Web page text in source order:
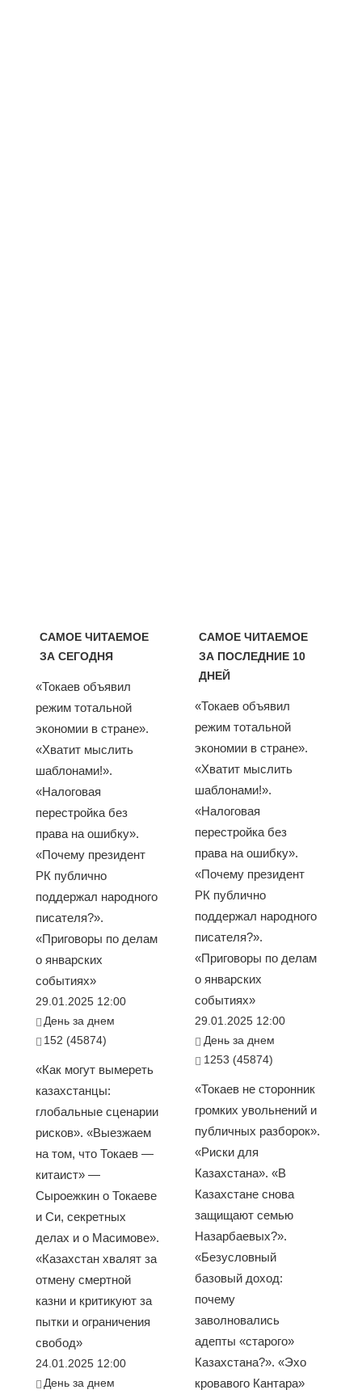
САМОЕ ЧИТАЕМОЕ
ЗА СЕГОДНЯ
«Токаев объявил
режим тотальной
экономии в стране».
«Хватит мыслить
шаблонами!».
«Налоговая
перестройка без
права на ошибку».
«Почему президент
РК публично
поддержал народного
писателя?».
«Приговоры по делам
о январских
событиях»
29.01.2025 12:00
День за днем
152 (45874)
«Как могут вымереть
казахстанцы:
глобальные сценарии
рисков». «Выезжаем
на том, что Токаев —
китаист» —
Сыроежкин о Токаеве
и Си, секретных
делах и о Масимове».
«Казахстан хвалят за
отмену смертной
казни и критикуют за
пытки и ограничения
свобод»
24.01.2025 12:00
День за днем
САМОЕ ЧИТАЕМОЕ
ЗА ПОСЛЕДНИЕ 10
ДНЕЙ
«Токаев объявил
режим тотальной
экономии в стране».
«Хватит мыслить
шаблонами!».
«Налоговая
перестройка без
права на ошибку».
«Почему президент
РК публично
поддержал народного
писателя?».
«Приговоры по делам
о январских
событиях»
29.01.2025 12:00
День за днем
1253 (45874)
«Токаев не сторонник
громких увольнений и
публичных разборок».
«Риски для
Казахстана». «В
Казахстане снова
защищают семью
Назарбаевых?».
«Безусловный
базовый доход:
почему
заволновались
адепты «старого»
Казахстана?». «Эхо
кровавого Кантара»